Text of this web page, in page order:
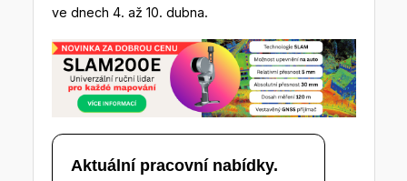
ve dnech 4. až 10. dubna.
Aktuální pracovní nabídky.